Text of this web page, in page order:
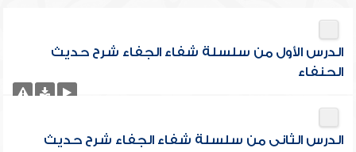
الدرس الأول من سلسلة شفاء الجفاء شرح حديث
الحنفاء
الدرس الثانى من سلسلة شفاء الجفاء شرح حديث